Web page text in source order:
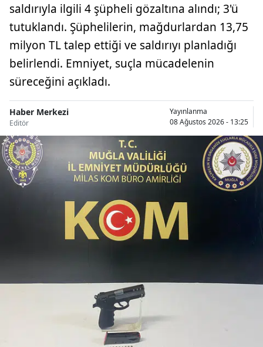
saldırıyla ilgili 4 şüpheli gözaltına alındı; 3'ü
tutuklandı. Şüphelilerin, mağdurlardan 13,75
milyon TL talep ettiği ve saldırıyı planladığı
belirlendi. Emniyet, suçla mücadelenin
süreceğini açıkladı.
Haber Merkezi
Editör
Yayınlanma
08 Ağustos 2026 - 13:25